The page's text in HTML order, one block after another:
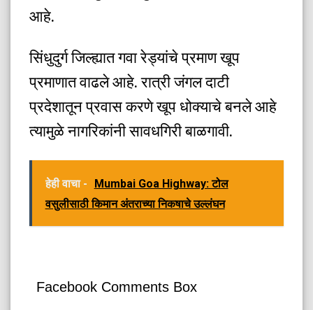
आहे.
सिंधुदुर्ग जिल्ह्यात गवा रेड्यांचे प्रमाण खूप
प्रमाणात वाढले आहे. रात्री जंगल दाटी
प्रदेशातून प्रवास करणे खूप धोक्याचे बनले आहे
त्यामुळे नागरिकांनी सावधगिरी बाळगावी.
हेही वाचा -
Mumbai Goa Highway: टोल
वसुलीसाठी किमान अंतराच्या निकषाचे उल्लंघन
Facebook Comments Box